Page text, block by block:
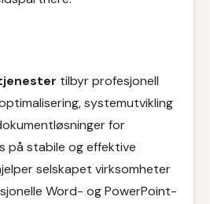
tilbyr profesjonell
systemutvikling
for
på stabile og effektive
selskapet virksomheter
Word- og PowerPoint-